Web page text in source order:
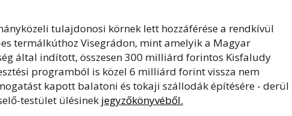
tulajdonosi körnek lett hozzáférése a rendkívül
termálkúthoz Visegrádon, mint amelyik a Magyar
által indított, összesen 300 milliárd forintos Kisfaludy
programból is közel 6 milliárd forint vissza nem
kapott balatoni és tokaji szállodák építésére - derül
testület ülésinek jegyzőkönyvéből.